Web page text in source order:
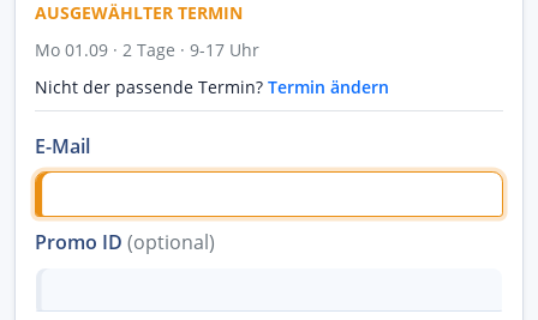
AUSGEWÄHLTER TERMIN
Mo 01.09 · 2 Tage · 9-17 Uhr
Nicht der passende Termin? Termin ändern
E-Mail
Promo ID (optional)